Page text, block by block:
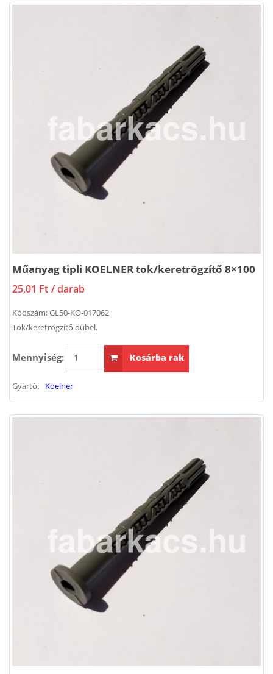
Műanyag tipli KOELNER tok/keretrögzítő 8×100
25,01 Ft / darab
Kódszám:GL50-KO-017062
Tok/keretrögzítő dübel.
Mennyiség: Kosárba rak
Gyártó: Koelner